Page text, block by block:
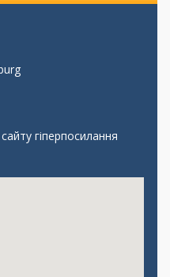
гіперпосилання